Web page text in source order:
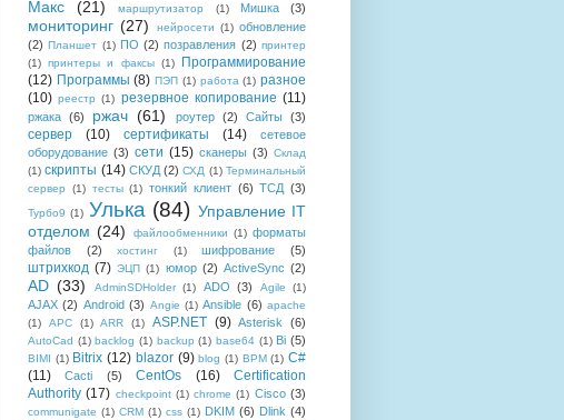
Макс (21) маршрутизатор (1) Мишка (3)
мониторинг (27) нейросети (1) обновление
(2) Планшет (1) ПО (2) позравления (2) принтер
(1) принтеры и факсы (1)
Программирование
(12) Программы (8) ПЭП (1) работа (1) разное
(10) реестр (1) резервное копирование (11)
ржака (6) ржач (61) роутер (2) Сайты (3)
сервер (10) сертификаты (14)
сетевое
оборудование (3) сети (15) сканеры (3) Склад
(1) скрипты (14) СКУД (2) СХД (1) Терминальный
сервер
(1) тесты (1) тонкий клиент (6) ТСД (3)
Турбо9 (1) Улька (84) Управление IT
отделом (24) файлообменники (1) форматы
файлов
(2) хостинг (1) шифрование (5)
штрихкод (7) ЭЦП (1) юмор (2) ActiveSync (2)
AD (33) AdminSDHolder (1) ADO (3) Agile (1)
AJAX (2) Android (3) Angie (1) Ansible (6) apache
(1)
APC (1) ARR (1) ASP.NET (9) Asterisk (6)
AutoCad (1) backlog (1) backup (1) base64 (1) Bi (5)
BIMI (1) Bitrix (12) blazor (9) blog (1) BPM (1) C#
(11)
Cacti (5) CentOs (16)
Certification
Authority (17) checkpoint (1) chrome (1) Cisco (3)
communigate (1) CRM (1) css (1) DKIM (6) Dlink (4)